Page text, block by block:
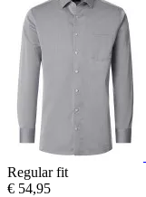
Regular fit
€ 54,95